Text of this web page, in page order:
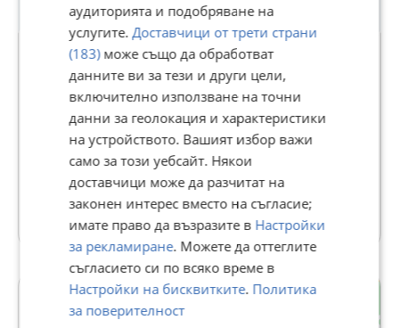
Premium
ПромоТрейд ЕООД
В Bazar.BG от 30 януари 2014г.
Последно активен вчера в 14:41 ч.
Телефон(и):0888017117
1418 Обяви
Мара Денчева
гр. Плевен
аудиторията и подобряване на
услугите. Доставчици от трети страни
(183)може също да обработват
данните ви за тези и други цели,
включително използване на точни
данни за геолокация и характеристики
на устройството. Вашият избор важи
само за този уебсайт. Някои
доставчици може да разчитат на
законен интерес вместо на съгласие;
имате право да възразите в Настройки
за рекламиране. Можете да оттеглите
съгласието си по всяко време в
Настройки на бисквитките. Политика
за поверителност